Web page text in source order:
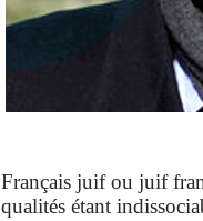
Français juif ou juif
qualités étant